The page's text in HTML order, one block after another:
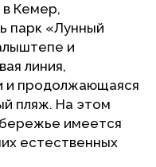
в Кемер,
парк «Лунный
и
линия,
и продолжающаяся
пляж. На этом
имеется
естественных